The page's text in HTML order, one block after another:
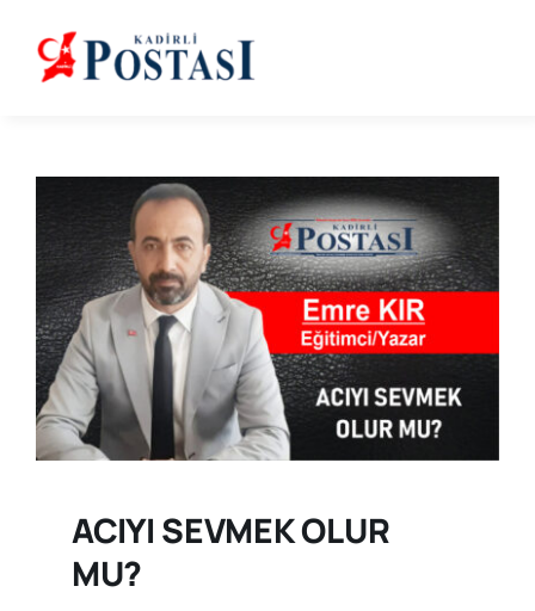
content
ACIYI SEVMEK OLUR
MU?